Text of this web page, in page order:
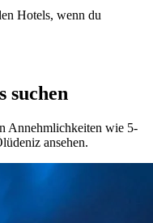
Hotels, wenn du
suchen
Annehmlichkeiten wie 5-
ansehen.